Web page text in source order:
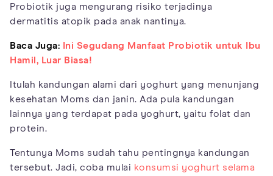
Probiotik juga mengurang risiko terjadinya
dermatitis atopik pada anak nantinya.
Baca Juga:
Ini Segudang Manfaat Probiotik untuk Ibu
Hamil, Luar Biasa!
Itulah kandungan alami dari yoghurt yang menunjang
kesehatan Moms dan janin. Ada pula kandungan
lainnya yang terdapat pada yoghurt, yaitu folat dan
protein.
Tentunya Moms sudah tahu pentingnya kandungan
tersebut. Jadi, coba mulai konsumsi yoghurt selama